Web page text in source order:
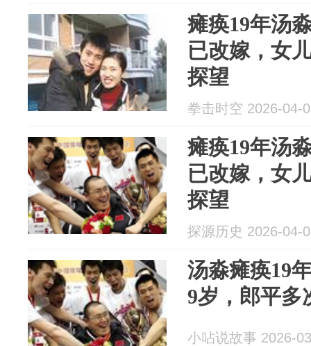
瘫痪19年汤
已改嫁，女
探望
拳击时空 2026-04-
瘫痪19年汤
已改嫁，女
探望
探源历史 2026-04-
汤淼瘫痪19
9岁，郎平多
小呫说故事 2026-